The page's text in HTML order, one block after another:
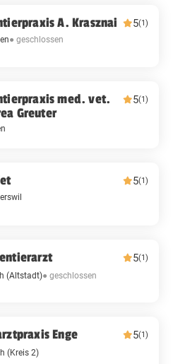
A. Krasznai 5(1)
● geschlossen
med. vet.
Greuter
5(1)
5(1)
5(1)
(Altstadt)● geschlossen
Enge 5(1)
(Kreis 2)